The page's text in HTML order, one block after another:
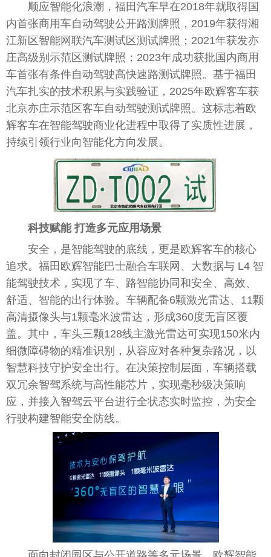
顺应智能化浪潮，福田汽车早在2018年就取得国
内首张商用车自动驾驶公开路测牌照，2019年获得湘
江新区智能网联汽车测试区测试牌照；2021年获发亦
庄高级别示范区测试牌照；2023年成功获批国内商用
车首张有条件自动驾驶高快速路测试牌照。基于福田
汽车扎实的技术积累与实践验证，2025年欧辉客车获
北京亦庄示范区客车自动驾驶测试牌照。这标志着欧
辉客车在智能驾驶商业化进程中取得了实质性进展 ，
持续引领行业向智能化方向发展。
科技赋能 打造多元应用场景
安全，是智能驾驶的底线，更是欧辉客车的核心
追求。福田欧辉智能巴士融合车联网、大数据与 L4 智
能驾驶技术，实现了车、路智能协同和安全、高效、
舒适、智能的出行体验。车辆配备6颗激光雷达、11颗
高清摄像头与1颗毫米波雷达，形成360度无盲区覆
盖。其中，车头三颗128线主激光雷达可实现150米内
细微障碍物的精准识别，从容应对各种复杂路况，以
智慧科技守护安全出行。在决策控制层面，车辆搭载
双冗余智驾系统与高性能芯片，实现毫秒级决策响
应，并接入智驾云平台进行全状态实时监控，为安全
行驶构建智能安全防线。